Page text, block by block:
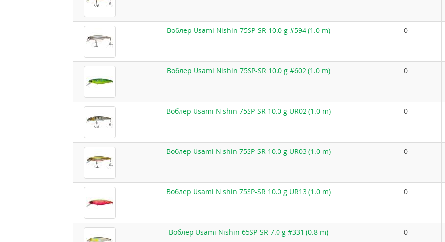
Воблер Usami Nishin 75SP-SR 10.0 g #594 (1.0 m) 0
Воблер Usami Nishin 75SP-SR 10.0 g #602 (1.0 m) 0
Воблер Usami Nishin 75SP-SR 10.0 g UR02 (1.0 m) 0
Воблер Usami Nishin 75SP-SR 10.0 g UR03 (1.0 m) 0
Воблер Usami Nishin 75SP-SR 10.0 g UR13 (1.0 m) 0
Воблер Usami Nishin 65SP-SR 7.0 g #331 (0.8 m) 0